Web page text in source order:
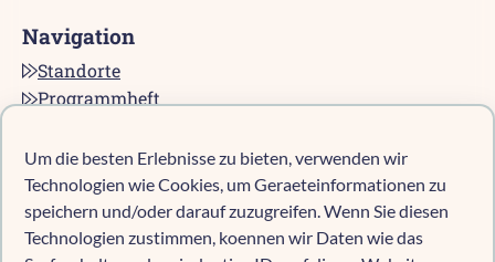
Um die besten Erlebnisse zu bieten, verwenden wir
Technologien wie Cookies, um Geraeteinformationen zu
speichern und/oder darauf zuzugreifen. Wenn Sie diesen
Technologien zustimmen, koennen wir Daten wie das
Navigation
Standorte
Programmheft
Karriere bei pro multis
Impressum
Datenschutz
Cookie-Richtlinie (EU)